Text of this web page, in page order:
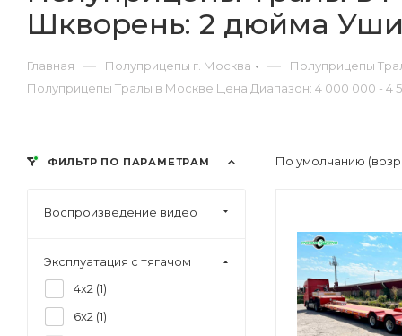
Шкворень: 2 дюйма
Главная — Полуприцепы г. Москва — Полуприцепы
Полуприцепы Тралы в Москве Цена Диапазон: 4 000 000 - 4
По умолчанию
ФИЛЬТР ПО ПАРАМЕТРАМ
Воспроизведение видео
Эксплуатация с тягачом
4x2 (1)
6x2 (1)